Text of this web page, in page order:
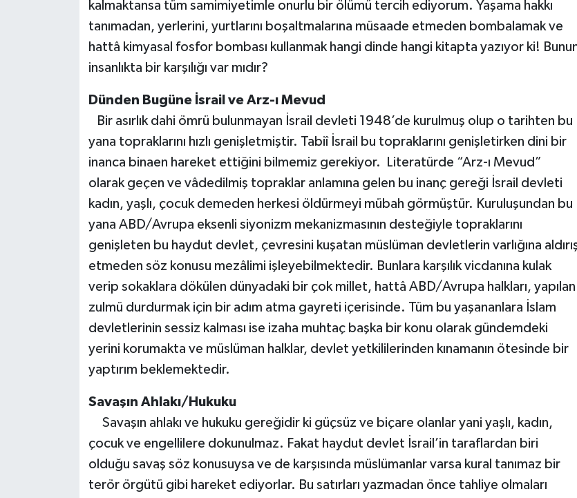
kalmaktansa tüm samimiyetimle onurlu bir ölümü tercih ediyorum. Yaşama hakkı
tanımadan, yerlerini, yurtlarını boşaltmalarına müsaade etmeden bombalamak ve
hattâ kimyasal fosfor bombası kullanmak hangi dinde hangi kitapta yazıyor ki!
insanlıkta bir karşılığı var mıdır?
Dünden Bugüne İsrail ve Arz-ı Mevud
Bir asırlık dahi ömrü bulunmayan İsrail devleti 1948’de kurulmuş olup o tarihten bu
yana topraklarını hızlı genişletmiştir. Tabiî İsrail bu topraklarını genişletirken dini bir
inanca binaen hareket ettiğini bilmemiz gerekiyor. Literatürde “Arz-ı Mevud”
olarak geçen ve vâdedilmiş topraklar anlamına gelen bu inanç gereği İsrail devleti
kadın, yaşlı, çocuk demeden herkesi öldürmeyi mübah görmüştür. Kuruluşundan bu
yana ABD/Avrupa eksenli siyonizm mekanizmasının desteğiyle topraklarını
genişleten bu haydut devlet, çevresini kuşatan müslüman devletlerin varlığına
etmeden söz konusu mezâlimi işleyebilmektedir. Bunlara karşılık vicdanına kulak
verip sokaklara dökülen dünyadaki bir çok millet, hattâ ABD/Avrupa halkları, yapılan
zulmü durdurmak için bir adım atma gayreti içerisinde. Tüm bu yaşananlara İslam
devletlerinin sessiz kalması ise izaha muhtaç başka bir konu olarak gündemdeki
yerini korumakta ve müslüman halklar, devlet yetkililerinden kınamanın ötesinde bir
yaptırım beklemektedir.
Savaşın Ahlakı/Hukuku
Savaşın ahlakı ve hukuku gereğidir ki güçsüz ve biçare olanlar yani yaşlı, kadın,
çocuk ve engellilere dokunulmaz. Fakat haydut devlet İsrail’in taraflardan biri
olduğu savaş söz konusuysa ve de karşısında müslümanlar varsa kural tanımaz bir
terör örgütü gibi hareket ediyorlar. Bu satırları yazmadan önce tahliye olmaları